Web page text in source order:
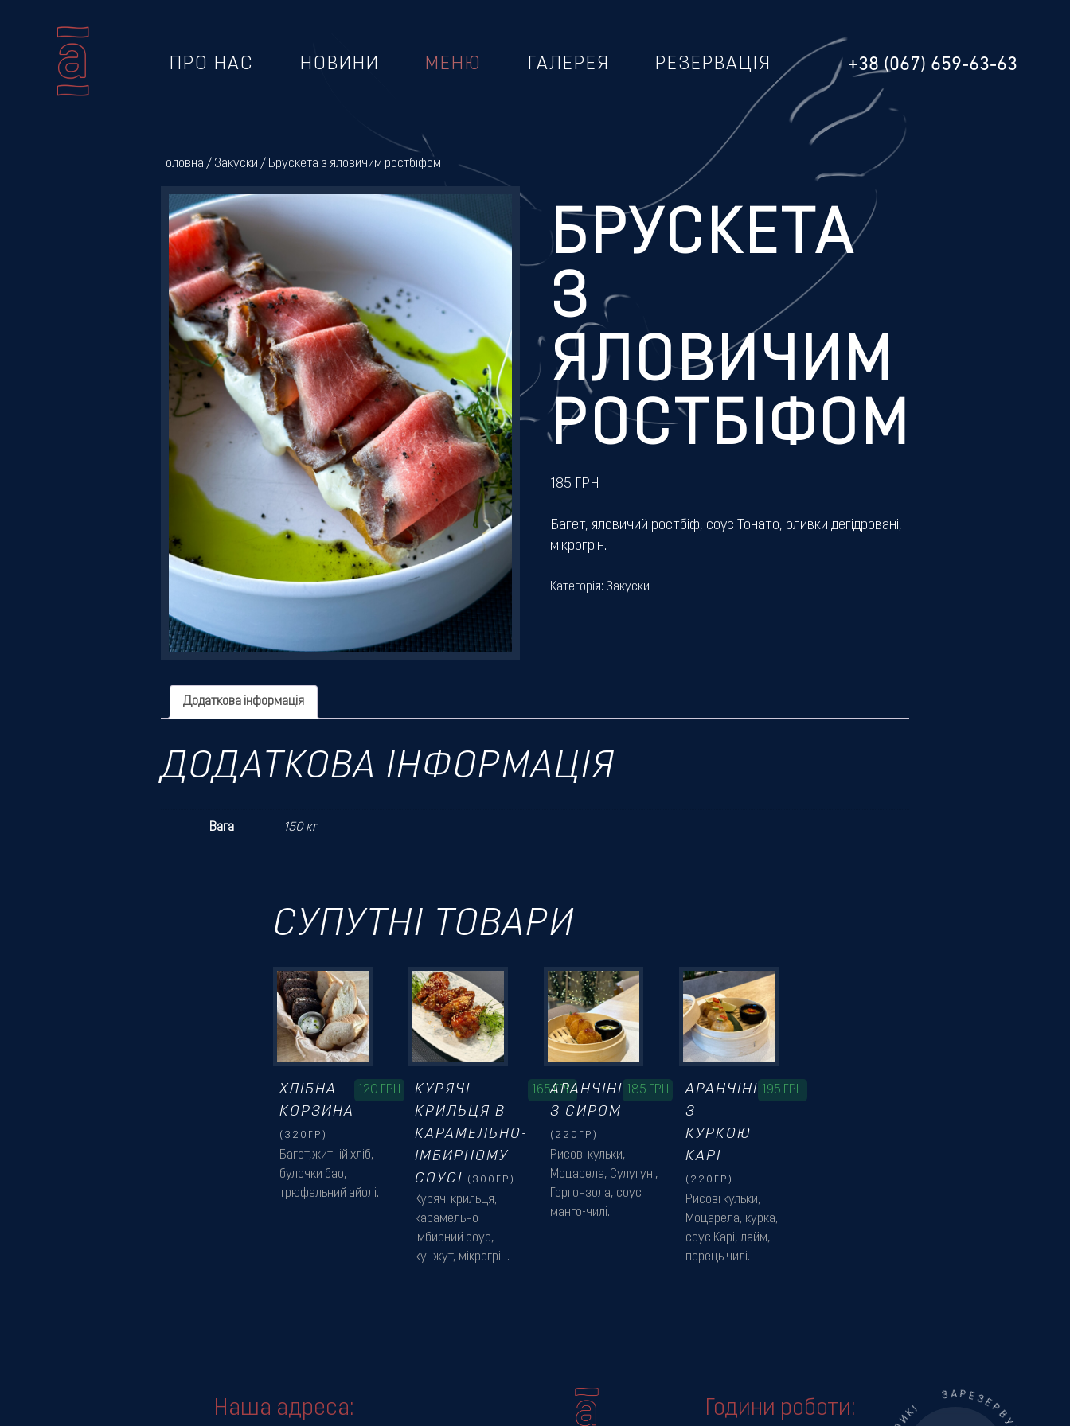
Резервація
ПРО НАС НОВИНИ МЕНЮ ГАЛЕРЕЯ РЕЗЕРВАЦІЯ +38 (067) 659-63-63
Головна / Закуски / Брускета з яловичим ростбіфом
БРУСКЕТА
З
ЯЛОВИЧИМ
РОСТБІФОМ
185 ГРН
Багет, яловичий ростбіф, соус Тонато, оливки дегідровані,
мікрогрін.
Категорія: Закуски
Додаткова інформація
ДОДАТКОВА ІНФОРМАЦІЯ
Вага 150 кг
СУПУТНІ ТОВАРИ
Багет,житній хліб,
булочки бао,
трюфельний айолі.
ХЛІБНА
КОРЗИНА
(320ГР)
120 ГРН
Курячі крильця,
карамельно-
імбирний соус,
кунжут, мікрогрін.
КУРЯЧІ
КРИЛЬЦЯ В
КАРАМЕЛЬНО-
ІМБИРНОМУ
СОУСІ
(300ГР)
165ГРН
Рисові кульки,
Моцарела, Сулугуні,
Горгонзола, соус
манго-чилі.
АРАНЧІНІ
З СИРОМ
(220ГР)
185 ГРН
Рисові кульки,
Моцарела, курка,
соус Карі, лайм,
перець чилі.
АРАНЧІНІ
З
КУРКОЮ
КАРІ
(220ГР)
195 ГРН
Наша адреса: Години роботи: